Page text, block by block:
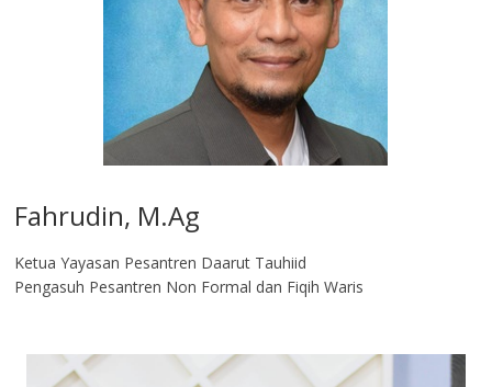
Fahrudin, M.Ag​
Ketua Yayasan Pesantren Daarut Tauhiid
Pengasuh Pesantren Non Formal dan Fiqih Waris